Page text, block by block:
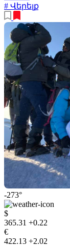
# Վերելք
-273°
$
365.31 +0.22
€
422.13 +2.02